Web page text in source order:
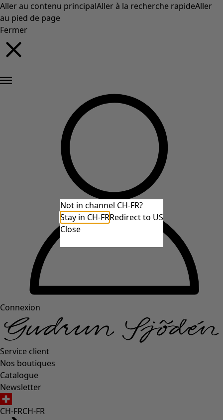
Aller au contenu principalAller à la recherche rapideAller
au pied de page
Fermer
Connexion
Service client
Nos boutiques
Catalogue
Newsletter
CH-FRCH-FR
Not in channel CH-FR?
Stay in CH-FRRedirect to US
Close